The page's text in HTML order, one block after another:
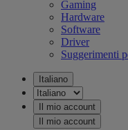
Gaming
Hardware
Software
Driver
Suggerimenti
Italiano
Il mio account
Il mio account